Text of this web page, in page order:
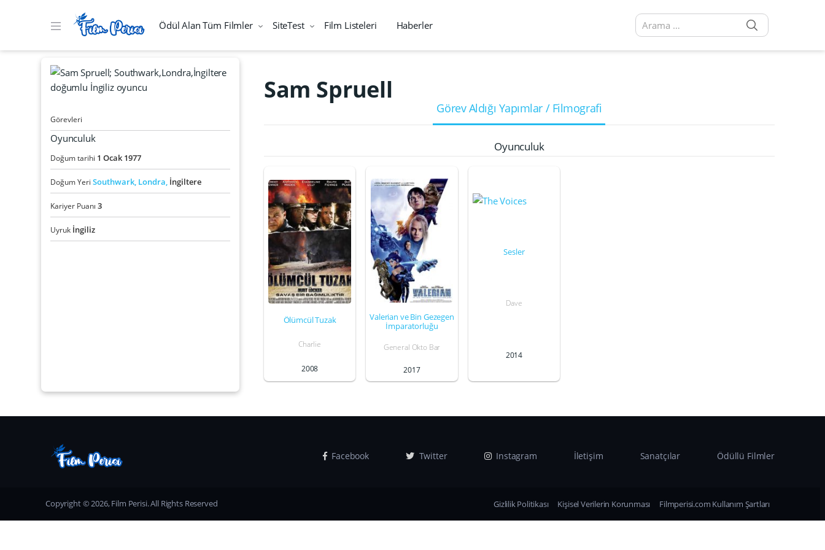
Ödül Alan Tüm Filmler SiteTest Film Listeleri Haberler
Arama sonuçları:
Görevleri
Oyunculuk
Doğum tarihi 1 Ocak 1977
Doğum Yeri Southwark, Londra, İngiltere
Kariyer Puanı 3
Uyruk İngiliz
Sam Spruell
Görev Aldığı Yapımlar / Filmografi
Oyunculuk
Ölümcül Tuzak
Charlie
2008
Valerian ve Bin Gezegen
İmparatorluğu
General Okto Bar
2017
Sesler
Dave
2014
Facebook Twitter Instagram İletişim Sanatçılar Ödüllü Filmler
Copyright © 2026, Film Perisi. All Rights Reserved Gizlilik Politikası Kişisel Verilerin Korunması Filmperisi.com Kullanım Şartları